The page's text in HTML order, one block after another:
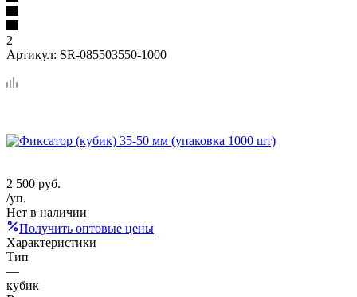
2
Артикул: SR-085503550-1000
2 500 руб.
/уп.
Нет в наличии
Получить оптовые цены
Характеристики
Тип
—
кубик